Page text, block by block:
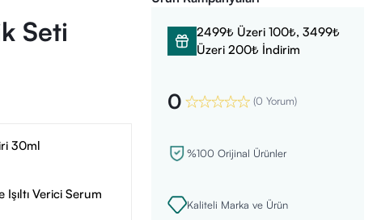
Seti
30ml
Verici Serum
2499₺ Üzeri 100₺, 3499₺
Üzeri 200₺ İndirim
0 (0 Yorum)
%100 Orijinal Ürünler
Kaliteli Marka ve Ürün